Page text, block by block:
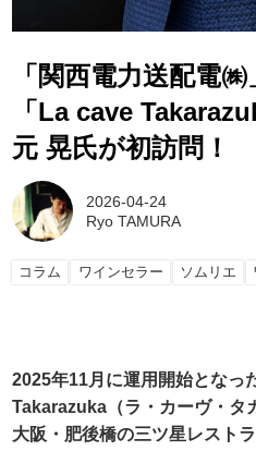
「関西電力送配電
「La cave
元 晃氏が初訪問！
2026-04-24
Ryo TAMURA
コラム ワインセラー ソムリエ
2025年11月に運用開始となっ
Takarazuka（ラ・カーヴ・タ
大阪・肥後橋の三ツ星レスト